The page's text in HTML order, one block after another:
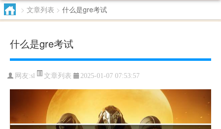
> 文章列表 > 什么是gre考试
什么是gre考试
网友:sl 文章列表 2025-01-07 07:53:57